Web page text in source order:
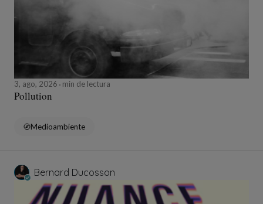
3, ago, 2026 min de lectura
Pollution
Medioambiente
Bernard Ducosson